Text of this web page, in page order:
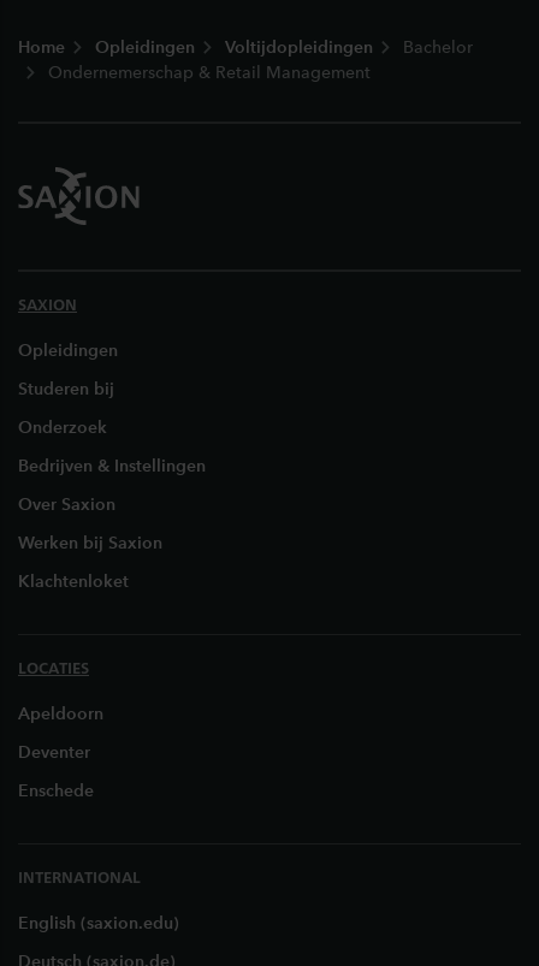
Home Opleidingen Voltijdopleidingen
Bachelor
Ondernemerschap & Retail Management
SAXION
Opleidingen
Studeren bij
Onderzoek
Bedrijven & Instellingen
Over Saxion
Werken bij Saxion
Klachtenloket
LOCATIES
Apeldoorn
Deventer
Enschede
INTERNATIONAL
English (saxion.edu)
Deutsch (saxion.de)